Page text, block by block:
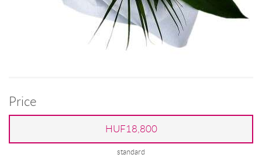
Price
HUF18,800
standard